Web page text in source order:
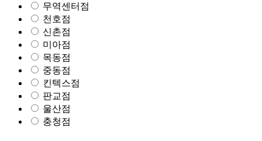
무역센터점
천호점
신촌점
미아점
목동점
중동점
킨텍스점
판교점
울산점
충청점